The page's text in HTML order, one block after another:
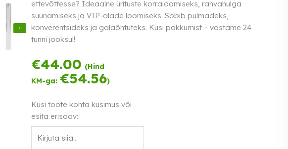
ettevõttesse? Ideaalne ürituste korraldamiseks, rahvahulga
suunamiseks ja VIP-alade loomiseks. Sobib pulmadeks,
konverentsideks ja galaõhtuteks. Küsi pakkumist – vastame 24
tunni jooksul!
€44.00 (Hind
KM-ga: €54.56)
Küsi toote kohta küsimus või
esita erisoov: